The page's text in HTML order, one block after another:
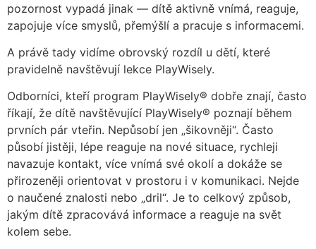
pozornost vypadá jinak — dítě aktivně vnímá, reaguje,
zapojuje více smyslů, přemýšlí a pracuje s informacemi.
A právě tady vidíme obrovský rozdíl u dětí, které
pravidelně navštěvují lekce PlayWisely.
Odborníci, kteří program PlayWisely® dobře znají, často
říkají, že dítě navštěvující PlayWisely® poznají během
prvních pár vteřin. Nepůsobí jen „šikovněji“. Často
působí jistěji, lépe reaguje na nové situace, rychleji
navazuje kontakt, více vnímá své okolí a dokáže se
přirozeněji orientovat v prostoru i v komunikaci. Nejde
o naučené znalosti nebo „dril“. Je to celkový způsob,
jakým dítě zpracovává informace a reaguje na svět
kolem sebe.